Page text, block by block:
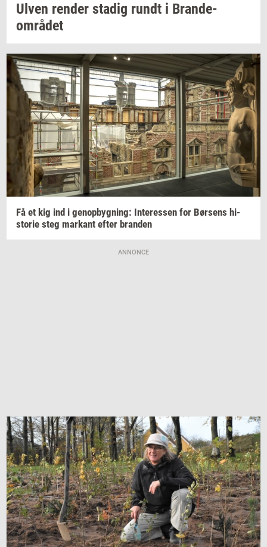
Ulven ren­der sta­dig rundt i Brande-​
området
Få et kig ind i genop­byg­ning: In­ter­es­sen for Bør­sens hi­
sto­rie steg mar­kant efter bran­den
ANNONCE